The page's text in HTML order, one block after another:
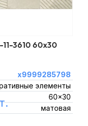
3610 60x30
х9999285798
элементы
60x30
матовая